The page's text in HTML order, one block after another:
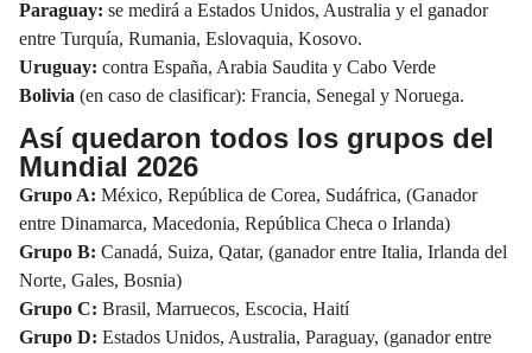
Paraguay: se medirá a Estados Unidos, Australia y el ganador
entre Turquía, Rumania, Eslovaquia, Kosovo.
Uruguay: contra España, Arabia Saudita y Cabo Verde
Bolivia (en caso de clasificar): Francia, Senegal y Noruega.
Así quedaron todos los grupos del
Mundial 2026
Grupo A: México, República de Corea, Sudáfrica, (Ganador
entre Dinamarca, Macedonia, República Checa o Irlanda)
Grupo B: Canadá, Suiza, Qatar, (ganador entre Italia, Irlanda del
Norte, Gales, Bosnia)
Grupo C: Brasil, Marruecos, Escocia, Haití
Grupo D: Estados Unidos, Australia, Paraguay, (ganador entre